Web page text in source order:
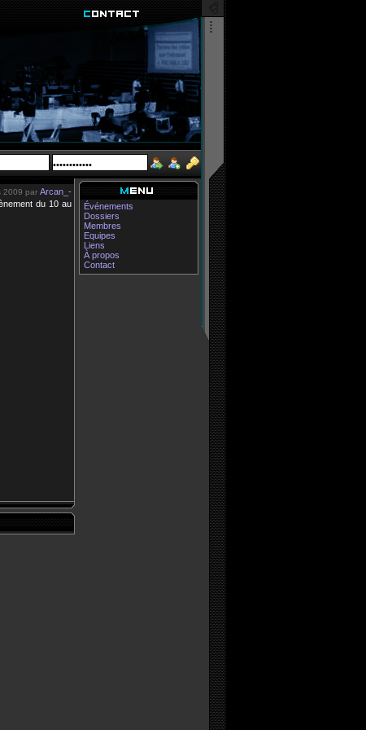
Événements
Dossiers
Membres
Equipes
Liens
À propos
Contact
2009 par Arcan_-
du 10 au